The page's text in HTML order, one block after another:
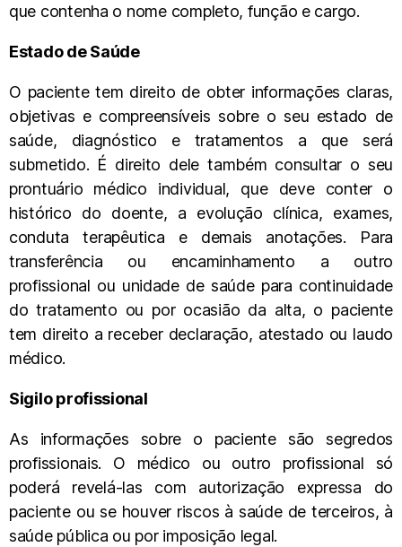
que contenha o nome completo, função e cargo.
Estado de Saúde
O paciente tem direito de obter informações claras,
objetivas e compreensíveis sobre o seu estado de
saúde, diagnóstico e tratamentos a que será
submetido. É direito dele também consultar o seu
prontuário médico individual, que deve conter o
histórico do doente, a evolução clínica, exames,
conduta terapêutica e demais anotações. Para
transferência ou encaminhamento a outro
profissional ou unidade de saúde para continuidade
do tratamento ou por ocasião da alta, o paciente
tem direito a receber declaração, atestado ou laudo
médico.
Sigilo profissional
As informações sobre o paciente são segredos
profissionais. O médico ou outro profissional só
poderá revelá-las com autorização expressa do
paciente ou se houver riscos à saúde de terceiros, à
saúde pública ou por imposição legal.